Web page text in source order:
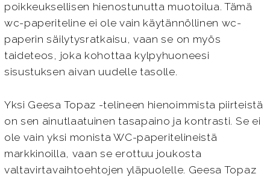
poikkeuksellisen hienostunutta muotoilua. Tämä
wc-paperiteline ei ole vain käytännöllinen wc-
paperin säilytysratkaisu, vaan se on myös
taideteos, joka kohottaa kylpyhuoneesi
sisustuksen aivan uudelle tasolle.
Yksi Geesa Topaz -telineen hienoimmista piirteistä
on sen ainutlaatuinen tasapaino ja kontrasti. Se ei
ole vain yksi monista WC-paperitelineistä
markkinoilla, vaan se erottuu joukosta
valtavirtavaihtoehtojen yläpuolelle. Geesa Topaz